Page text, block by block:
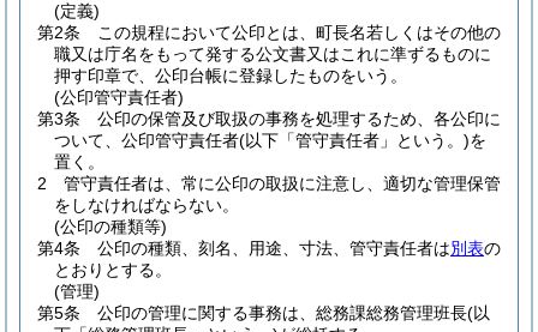
(定義)
第2条
この規程において公印とは、町長名若しくはその他の
職又は庁名をもって発する公文書又はこれに準ずるものに
押す印章で、公印台帳に登録したものをいう。
(公印管守責任者)
第3条
公印の保管及び取扱の事務を処理するため、各公印に
ついて、公印管守責任者(以下「管守責任者」という。)を
置く。
2
管守責任者は、常に公印の取扱に注意し、適切な管理保管
をしなければならない。
(公印の種類等)
第4条
公印の種類、刻名、用途、寸法、管守責任者は別表の
とおりとする。
(管理)
第5条
公印の管理に関する事務は、総務課総務管理班長(以